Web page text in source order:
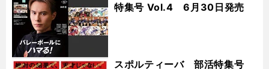
特集号 Vol.4 6月30日発売
スポルティーバ 部活特集号